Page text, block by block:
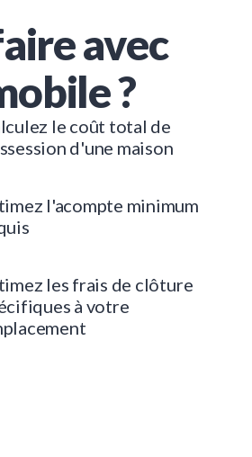
avec
?
le coût total de
d'une maison
l'acompte minimum
les frais de clôture
à votre